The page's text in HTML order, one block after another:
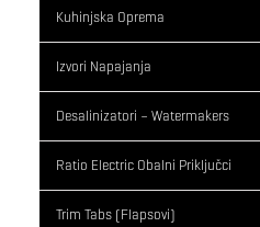
Kuhinjska Oprema
Izvori Napajanja
Desalinizatori – Watermakers
Ratio Electric Obalni Priključci
Trim Tabs (flapsovi)